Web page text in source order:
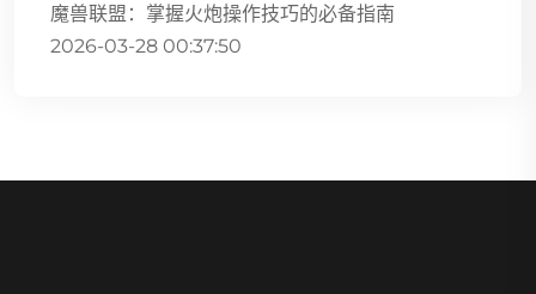
魔兽联盟：掌握火炮操作技巧的必备指南
2026-03-28 00:37:50